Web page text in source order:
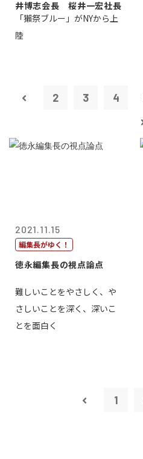
井博志会長 桜井一宏社長
「獺祭ブルー」がNYから上
陸
2 3 4
2021.11.15
編集長がゆく！
徳永編集長の視点論点
難しいことをやさしく、や
さしいことを深く、深いこ
とを面白く
1